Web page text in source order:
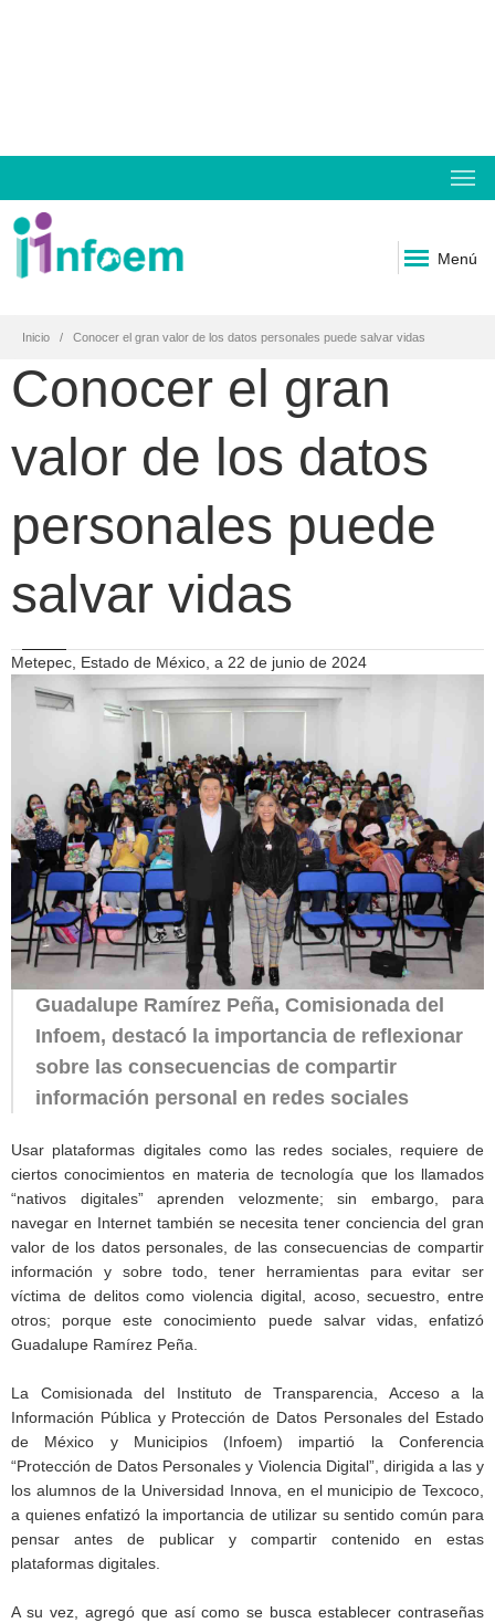
Menú
Inicio Conocer el gran valor de los datos personales puede salvar vidas
Conocer el gran
valor de los datos
personales puede
salvar vidas
Metepec, Estado de México, a 22 de junio de 2024
Guadalupe Ramírez Peña, Comisionada del
Infoem, destacó la importancia de reflexionar
sobre las consecuencias de compartir
información personal en redes sociales
Usar plataformas digitales como las redes sociales, requiere de
ciertos conocimientos en materia de tecnología que los llamados
“nativos digitales” aprenden velozmente; sin embargo, para
navegar en Internet también se necesita tener conciencia del gran
valor de los datos personales, de las consecuencias de compartir
información y sobre todo, tener herramientas para evitar ser
víctima de delitos como violencia digital, acoso, secuestro, entre
otros; porque este conocimiento puede salvar vidas, enfatizó
Guadalupe Ramírez Peña.
La Comisionada del Instituto de Transparencia, Acceso a la
Información Pública y Protección de Datos Personales del Estado
de México y Municipios (Infoem) impartió la Conferencia
“Protección de Datos Personales y Violencia Digital”, dirigida a las y
los alumnos de la Universidad Innova, en el municipio de Texcoco,
a quienes enfatizó la importancia de utilizar su sentido común para
pensar antes de publicar y compartir contenido en estas
plataformas digitales.
A su vez, agregó que así como se busca establecer contraseñas